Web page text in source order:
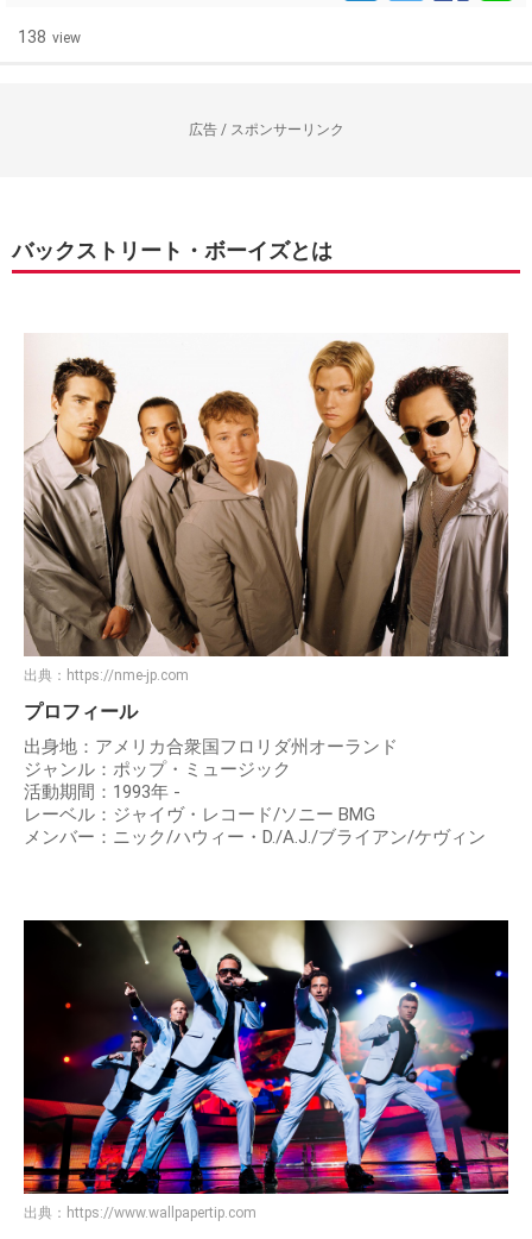
138 view
広告 / スポンサーリンク
バックストリート・ボーイズとは
出典： https://nme-jp.com
プロフィール
出身地：アメリカ合衆国フロリダ州オーランド
ジャンル：ポップ・ミュージック
活動期間：1993年 -
レーベル：ジャイヴ・レコード/ソニー BMG
メンバー：ニック/ハウィー・D./A.J./ブライアン/ケヴィン
出典： https://www.wallpapertip.com